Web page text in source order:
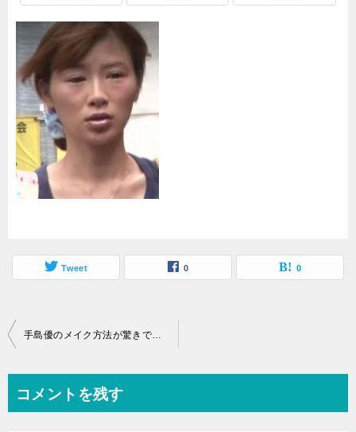
Tweet 0 0
投
ビ
手島優のメイク方法が驚きですっぴんからかけ離れた顔の作り方とは
コメントを残す